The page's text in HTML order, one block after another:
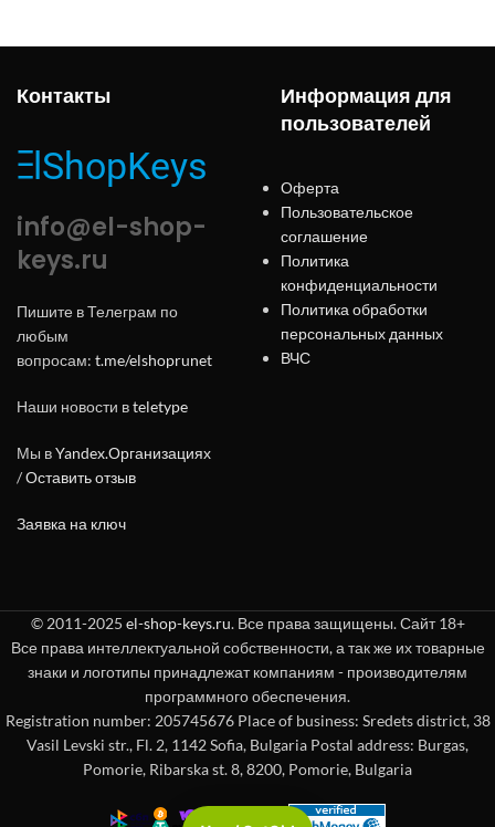
Контакты
info@el-shop-
keys.ru
Пишите в Телеграм по
любым
вопросам: t.me/elshoprunet
Наши новости вteletype
Мы вYandex.Организациях
/Оставить отзыв
Заявка на ключ
Информация для
пользователей
Оферта
Пользовательское
соглашение
Политика
конфиденциальности
Политика обработки
персональных данных
ВЧС
© 2011-2025 el-shop-keys.ru. Все права защищены. Сайт 18+
Все права интеллектуальной собственности, а так же их товарные
знаки и логотипы принадлежат компаниям - производителям
программного обеспечения.
Registration number: 205745676 Place of business: Sredets district, 38
Vasil Levski str., Fl. 2, 1142 Sofia, Bulgaria Postal address: Burgas,
Pomorie, Ribarska st. 8, 8200, Pomorie, Bulgaria